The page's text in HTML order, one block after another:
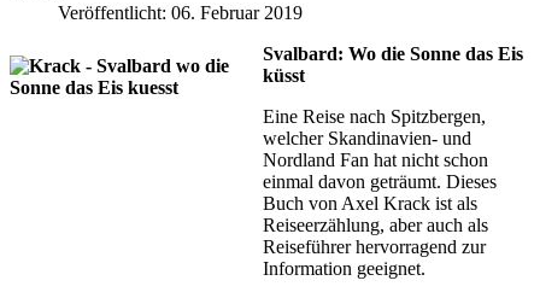
Veröffentlicht: 06. Februar 2019
Svalbard: Wo die Sonne das Eis
küsst
Eine Reise nach Spitzbergen,
welcher Skandinavien- und
Nordland Fan hat nicht schon
einmal davon geträumt. Dieses
Buch von Axel Krack ist als
Reiseerzählung, aber auch als
Reiseführer hervorragend zur
Information geeignet.